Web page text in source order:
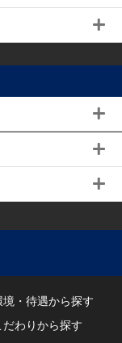
境・待遇から探す
だわりから探す